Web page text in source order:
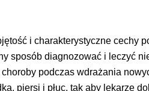
i charakterystyczne cechy
sposób diagnozować i leczyć
podczas wdrażania
piersi i płuc, tak aby lekarze